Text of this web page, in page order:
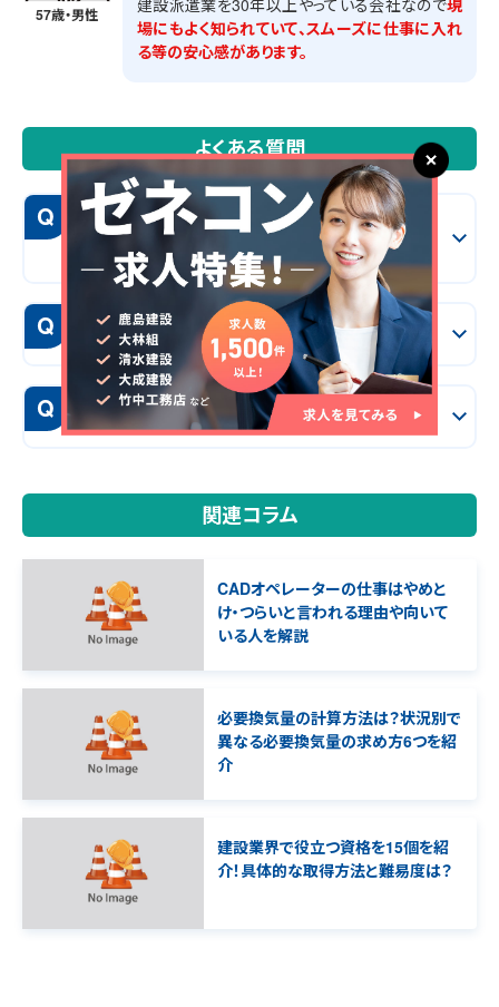
57歳・男性
場にもよく知られていて、スムーズに仕事に入れ
る等の安心感があります。
よくある質問
Q
施工管理求人サーチは他社サイトと何が違う
Q どれくらいの期間で転職できるの？
Q 希望の勤務地で働ける？
関連コラム
CADオペレーターの仕事はやめと
け・つらいと言われる理由や向いて
いる人を解説
必要換気量の計算方法は？状況別で
異なる必要換気量の求め方6つを紹
介
建設業界で役立つ資格を15個を紹
介！具体的な取得方法と難易度は？